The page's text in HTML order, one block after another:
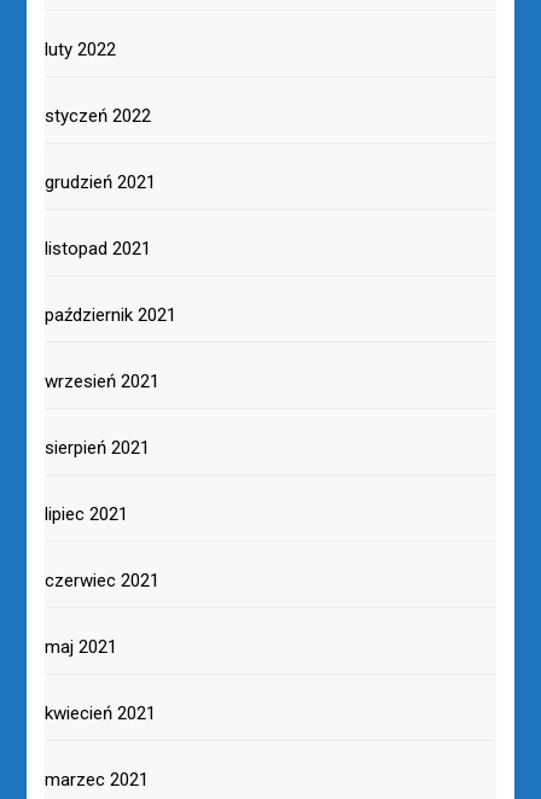
luty 2022
styczeń 2022
grudzień 2021
listopad 2021
październik 2021
wrzesień 2021
sierpień 2021
lipiec 2021
czerwiec 2021
maj 2021
kwiecień 2021
marzec 2021